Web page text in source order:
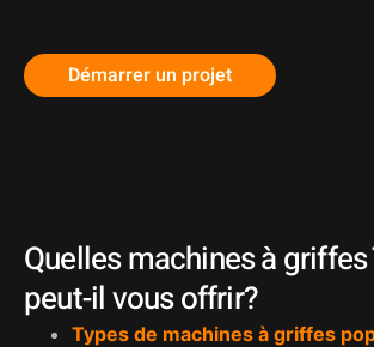
Démarrer un projet
Quelles machines à griffes
peut-il vous offrir?
Types de machines à griffes